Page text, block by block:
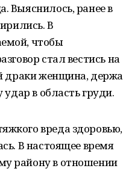
Выяснилось, ранее в
В
чтобы
стал вестись на
драки женщина, держа
в область груди.
вреда здоровью,
В настоящее время
району в отношении